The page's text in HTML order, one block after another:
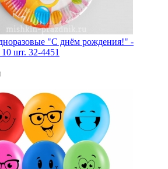
"С днём рождения!" -
шт. 32-4451